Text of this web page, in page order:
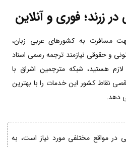
زرند؛ فوری و آنلاین
مسافرت به کشورهای عربی زبان،
و حقوقی نیازمند ترجمه رسمی اسناد
هستید، شبکه مترجمین اشراق با
نقاط کشور این خدمات را با بهترین
دهد.
در مواقع مختلفی مورد نیاز است، به